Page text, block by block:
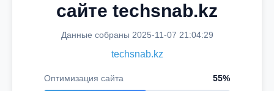
сайте techsnab.kz
Данные собраны 2025-11-07 21:04:29
techsnab.kz
Оптимизация сайта 55%